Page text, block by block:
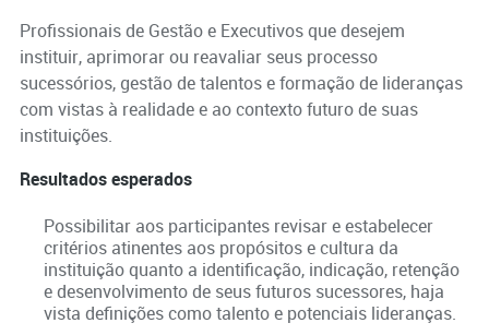
Profissionais de Gestão e Executivos que desejem
instituir, aprimorar ou reavaliar seus processo
sucessórios, gestão de talentos e formação de lideranças
com vistas à realidade e ao contexto futuro de suas
instituições.
Resultados esperados
Possibilitar aos participantes revisar e estabelecer
critérios atinentes aos propósitos e cultura da
instituição quanto a identificação, indicação, retenção
e desenvolvimento de seus futuros sucessores, haja
vista definições como talento e potenciais lideranças.